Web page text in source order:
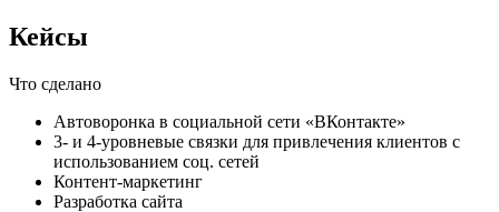
Кейсы
Что сделано
Автоворонка в социальной сети «ВКонтакте»
3- и 4-уровневые связки для привлечения клиентов с
использованием соц. сетей
Контент-маркетинг
Разработка сайта